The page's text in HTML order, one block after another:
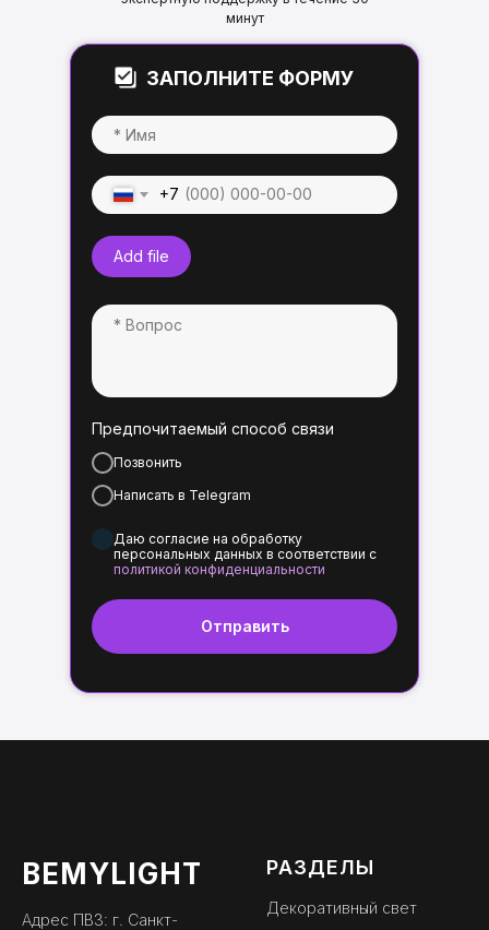
минут
ЗАПОЛНИТЕ ФОРМУ
+7
Add file
Предпочитаемый способ связи
Позвонить
Написать в Telegram
Даю согласие на обработку
персональных данных в соответствии с
политикой конфиденциальности
Отправить
BEMYLIGHT
Адрес ПВЗ: г. Санкт-
РАЗДЕЛЫ
Декоративный свет